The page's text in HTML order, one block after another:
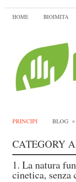
HOME BIOIMITA
PRINCIPI BLOG »
CATEGORY
1. La natura
cinetica, senza